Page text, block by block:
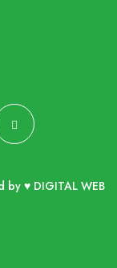
by ♥ DIGITAL WEB